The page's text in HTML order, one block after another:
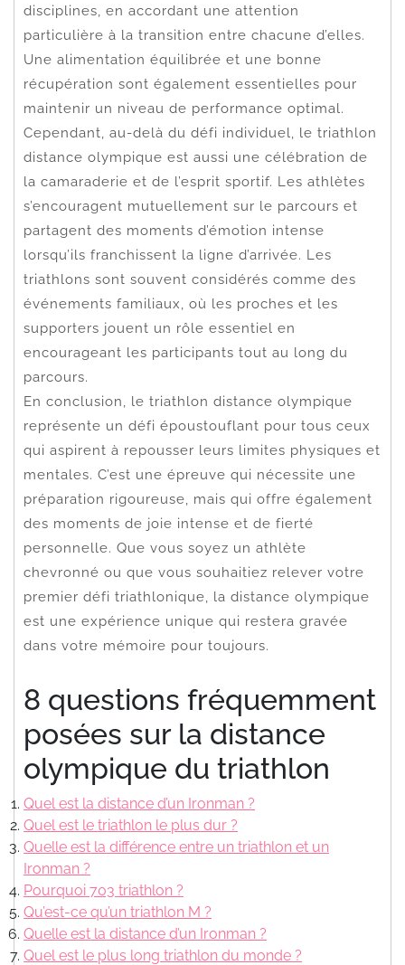
disciplines, en accordant une attention
particulière à la transition entre chacune d’elles.
Une alimentation équilibrée et une bonne
récupération sont également essentielles pour
maintenir un niveau de performance optimal.
Cependant, au-delà du défi individuel, le triathlon
distance olympique est aussi une célébration de
la camaraderie et de l’esprit sportif. Les athlètes
s’encouragent mutuellement sur le parcours et
partagent des moments d’émotion intense
lorsqu’ils franchissent la ligne d’arrivée. Les
triathlons sont souvent considérés comme des
événements familiaux, où les proches et les
supporters jouent un rôle essentiel en
encourageant les participants tout au long du
parcours.
En conclusion, le triathlon distance olympique
représente un défi époustouflant pour tous ceux
qui aspirent à repousser leurs limites physiques et
mentales. C’est une épreuve qui nécessite une
préparation rigoureuse, mais qui offre également
des moments de joie intense et de fierté
personnelle. Que vous soyez un athlète
chevronné ou que vous souhaitiez relever votre
premier défi triathlonique, la distance olympique
est une expérience unique qui restera gravée
dans votre mémoire pour toujours.
8 questions fréquemment
posées sur la distance
olympique du triathlon
Quel est la distance d’un Ironman ?
Quel est le triathlon le plus dur ?
Quelle est la différence entre un triathlon et un
Ironman ?
Pourquoi 703 triathlon ?
Qu’est-ce qu’un triathlon M ?
Quelle est la distance d’un Ironman ?
Quel est le plus long triathlon du monde ?